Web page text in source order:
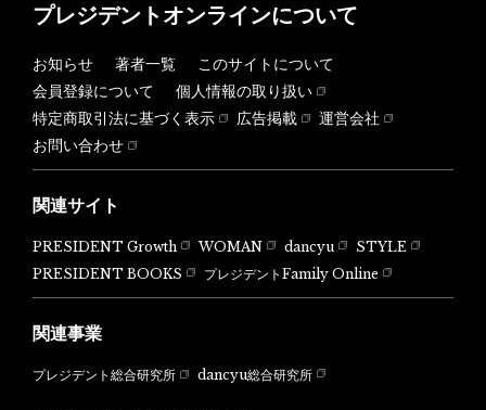
プレジデントオンラインについて
お知らせ 著者一覧
このサイトについて
会員登録について
個人情報の取り扱い
特定商取引法に基づく表示
広告掲載
運営会社
お問い合わせ
関連サイト
PRESIDENT Growth WOMAN dancyu
STYLE
PRESIDENT BOOKS
プレジデントFamily Online
関連事業
プレジデント総合研究所 dancyu総合研究所